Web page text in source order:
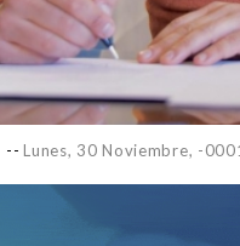
-- Lunes, 30 Noviembre, -